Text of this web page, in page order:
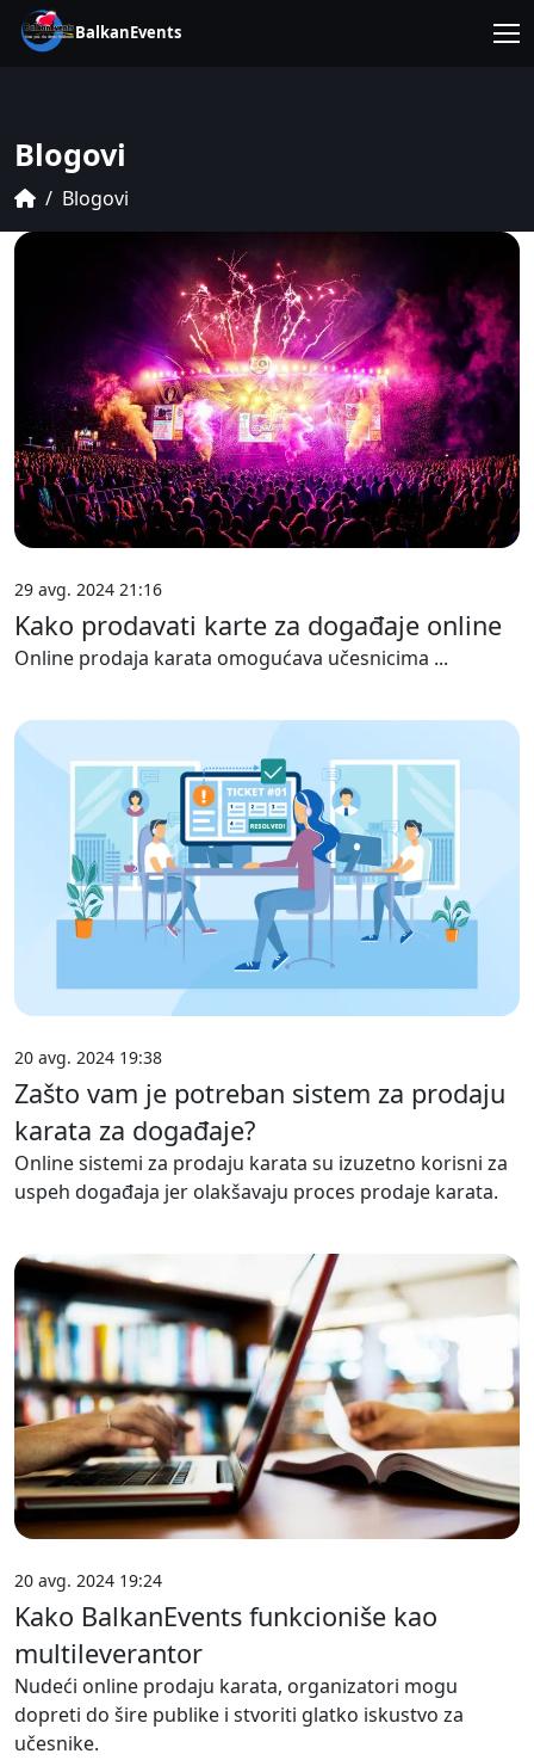
BalkanEvents
Blogovi
Blogovi
29 avg. 2024 21:16
Kako prodavati karte za događaje online
Online prodaja karata omogućava učesnicima ...
20 avg. 2024 19:38
Zašto vam je potreban sistem za prodaju
karata za događaje?
Online sistemi za prodaju karata su izuzetno korisni za
uspeh događaja jer olakšavaju proces prodaje karata.
20 avg. 2024 19:24
Kako BalkanEvents funkcioniše kao
multileverantor
Nudeći online prodaju karata, organizatori mogu
dopreti do šire publike i stvoriti glatko iskustvo za
učesnike.